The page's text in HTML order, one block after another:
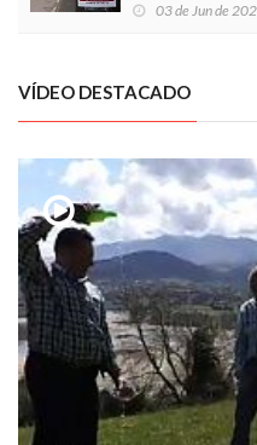
03 de Jun de
VÍDEO DESTACADO